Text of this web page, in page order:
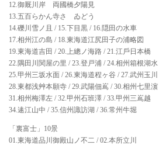
12.御厩川岸ゟ両國橋夕陽見
13.五百らかん寺さゞゐどう
14.礫川雪ノ且 / 15.下目黒 / 16.隠田の水車
17.相州江の島 / 18.東海道江尻田子の浦略図
19.東海道吉田 / 20.上總ノ海路 / 21.江戶日本橋
22.隅田川関屋の里 / 23.登戸浦 / 24.相州箱根湖水
25.甲州三坂水面 / 26.東海道程ヶ谷 / 27.武州玉川
28.東都浅艸本願寺 / 29.武陽佃嶌 / 30.相州七里濵
31.相州梅澤左 / 32.甲州石班澤 / 33.甲州三嶌越
34.逺江山中 / 35.信州諏訪湖 / 36.常州牛堀
「裏富士」10景
01.東海道品川御殿山ノ不二 / 02.本所立川